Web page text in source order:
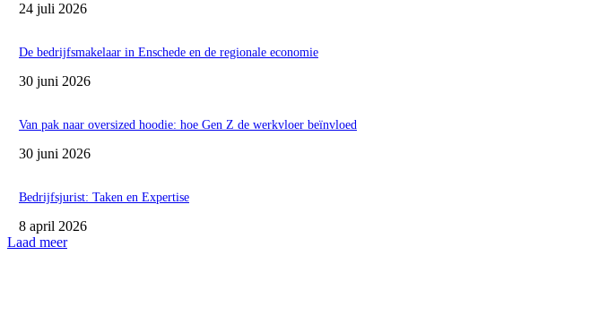
24 juli 2026
De bedrijfsmakelaar in Enschede en de regionale economie
30 juni 2026
Van pak naar oversized hoodie: hoe Gen Z de werkvloer beïnvloed
30 juni 2026
Bedrijfsjurist: Taken en Expertise
8 april 2026
Laad meer